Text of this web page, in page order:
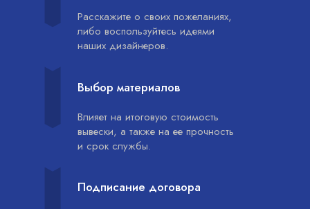
Расскажите о своих пожеланиях,
либо воспользуйтесь идеями
наших дизайнеров.
Выбор материалов
Влияет на итоговую стоимость
вывески, а также на ее прочность
и срок службы.
Подписание договора